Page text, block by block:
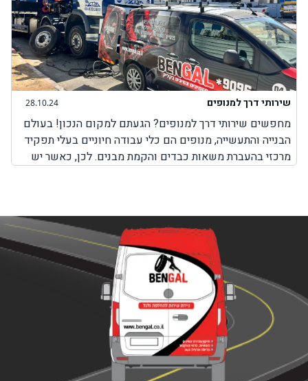
28.10.24 שירותי דרך למנופים
מחפשים שירותי דרך למנופים? הגעתם למקום הנכון! בעולם
הבנייה והתעשייה, מנופים הם כלי עבודה חיוניים בעלי תפקיד
מרכזי בהעברת משאות כבדים והקמת מבנים. לכן, כאשר יש
במנופים עלולות להתרחש בכל זמן, בשעות שבהן ניתן להגיע
למקום שבו אפשר לקבל שירותי תיקון למנופים או באמצע
הדרך בשעות שבהן אין שירותי דרך למנופים. לכן, חשוב
לדעת שחברת BenGal מציעה שירותי דרך למנופים בכל מקום
שבו אתם תקועים עם המנוף. לא משנה אם מדובר על צפון
הארץ, מרכזה, דרום או ירושלים, יצירת קשר עם חברת בן גל
יאפשר לכם לקבל את השירות המבוקש לכם כמה שיותר מהר,
עד המקום שבו אתם נמצאים עם המנוף כאשר כל השירותים
מוצעים על ידי צוות מקצועי ומנוסה המומחה בשירותי דרך
המותאמים למנופים.